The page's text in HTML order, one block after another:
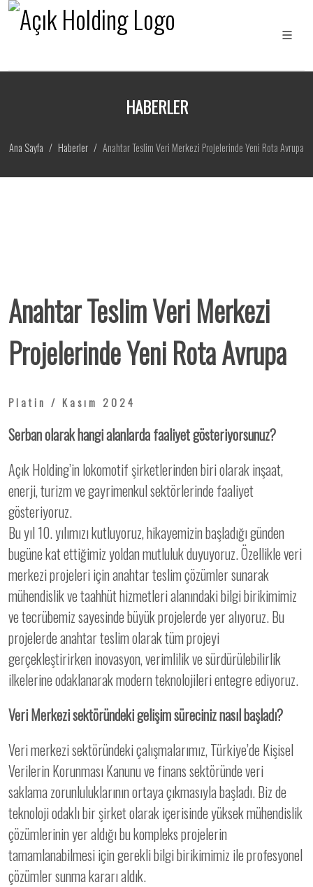
HABERLER
Ana Sayfa Haberler Anahtar Teslim Veri Merkezi Projelerinde Yeni Rota Avrupa
Anahtar Teslim Veri Merkezi
Projelerinde Yeni Rota Avrupa
Platin / Kasım 2024
Serban olarak hangi alanlarda faaliyet gösteriyorsunuz?
Açık Holding’in lokomotif şirketlerinden biri olarak inşaat,
enerji, turizm ve gayrimenkul sektörlerinde faaliyet
gösteriyoruz.
Bu yıl 10. yılımızı kutluyoruz, hikayemizin başladığı günden
bugüne kat ettiğimiz yoldan mutluluk duyuyoruz. Özellikle veri
merkezi projeleri için anahtar teslim çözümler sunarak
mühendislik ve taahhüt hizmetleri alanındaki bilgi birikimimiz
ve tecrübemiz sayesinde büyük projelerde yer alıyoruz. Bu
projelerde anahtar teslim olarak tüm projeyi
gerçekleştirirken inovasyon, verimlilik ve sürdürülebilirlik
ilkelerine odaklanarak modern teknolojileri entegre ediyoruz.
Veri Merkezi sektöründeki gelişim süreciniz nasıl başladı?
Veri merkezi sektöründeki çalışmalarımız, Türkiye’de Kişisel
Verilerin Korunması Kanunu ve finans sektöründe veri
saklama zorunluluklarının ortaya çıkmasıyla başladı. Biz de
teknoloji odaklı bir şirket olarak içerisinde yüksek mühendislik
çözümlerinin yer aldığı bu kompleks projelerin
tamamlanabilmesi için gerekli bilgi birikimimiz ile profesyonel
çözümler sunma kararı aldık.